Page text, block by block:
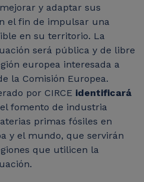
y adaptar sus
el fin de impulsar una
en su territorio. La
será pública y de libre
europea interesada a
la Comisión Europea.
por CIRCE identificará
fomento de industria
primas fósiles en
y el mundo, que servirán
que utilicen la